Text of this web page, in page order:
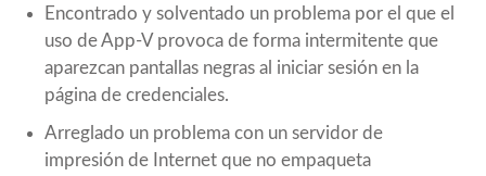
Encontrado y solventado un problema por el que el
uso de App-V provoca de forma intermitente que
aparezcan pantallas negras al iniciar sesión en la
página de credenciales.
Arreglado un problema con un servidor de
impresión de Internet que no empaqueta